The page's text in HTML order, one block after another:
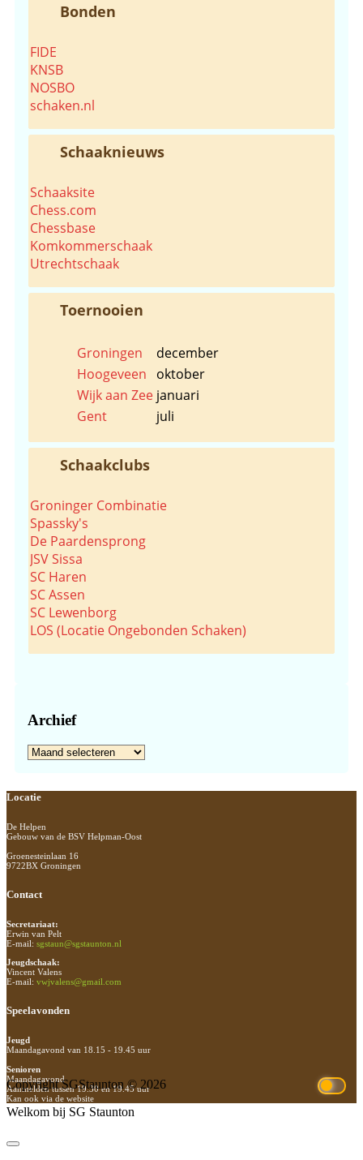
Bonden
FIDE
KNSB
NOSBO
schaken.nl
Schaaknieuws
Schaaksite
Chess.com
Chessbase
Komkommerschaak
Utrechtschaak
Toernooien
Groningen
december
Hoogeveen
oktober
Wijk aan Zee januari
Gent
juli
Schaakclubs
Groninger Combinatie
Spassky's
De Paardensprong
JSV Sissa
SC Haren
SC Assen
SC Lewenborg
LOS (Locatie Ongebonden Schaken)
Archief
Archief
Footer
Locatie
De Helpen
Gebouw van de BSV Helpman-Oost
Groenesteinlaan 16
9722BX Groningen
Contact
Secretariaat:
Erwin van Pelt
E-mail: sgstaun@sgstaunton.nl
Jeugdschaak:
Vincent Valens
E-mail: vwjvalens@gmail.com
Speelavonden
Jeugd
Maandagavond van 18.15 - 19.45 uur
Senioren
Maandagavond
Aanmelden tussen 19.30 en 19.45 uur
Kan ook via de website
Copyright SGStaunton © 2026
Welkom bij SG Staunton